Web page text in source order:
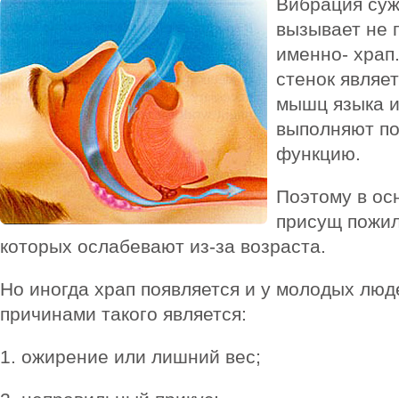
вызывает не
именно-
стенок
мышц языка и
выполняют
функцию.
Поэтому в
присущ
которых ослабевают из-за возраста.
Но иногда храп появляется и у молодых
причинами такого является:
1. ожирение или лишний вес;